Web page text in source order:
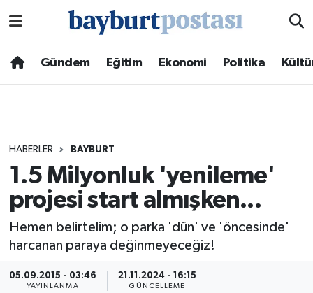
Gündem Eğitim Ekonomi Politika
HABERLER BAYBURT
1.5 Milyonluk 'yenileme'
projesi start almışken...
Hemen belirtelim; o parka 'dün' ve 'öncesinde'
harcanan paraya değinmeyeceğiz!
05.09.2015 - 03:46
YAYINLANMA
21.11.2024 - 16:15
GÜNCELLEME
Hava Durumu
Süper Lig Puan Durumu ve Fikstür
Tüm Manşetler